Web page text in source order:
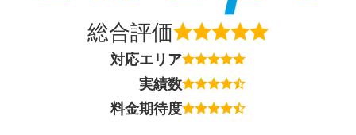
総合評価
対応エリア
実績数
料金期待度